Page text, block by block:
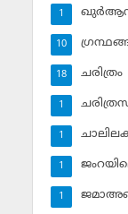
1
10
ചരിത്രം
18
1
1
1
1